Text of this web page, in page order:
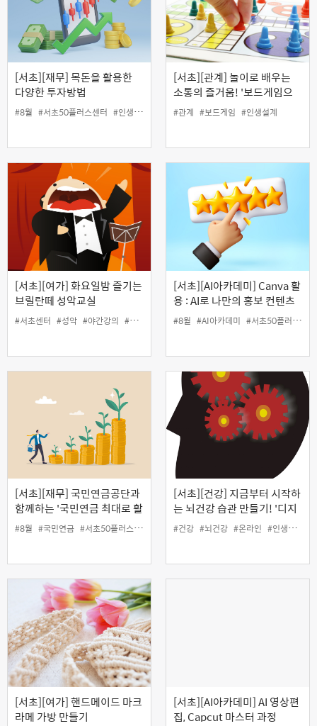
[서초][재무] 목돈을 활용한
다양한 투자방법
#8월 #서초50플러스센터 #인생설계 #재무 #재테크 #투자
[서초][관계] 놀이로 배우는
소통의 즐거움! '보드게임으
로 가까워지는 우리' (원데이)
#관계 #보드게임 #인생설계
[서초][여가] 화요일밤 즐기는
브릴란떼 성악교실
#서초센터 #성악 #야간강의 #여가 #인생설계
[서초][AI아카데미] Canva 활
용 : AI로 나만의 홍보 컨텐츠
만들기
#8월 #AI아카데미 #서초50플러스센터
[서초][재무] 국민연금공단과
함께하는 '국민연금 최대로 활
용하기'
#8월 #국민연금 #서초50플러스센터 #인생설계 #재무
[서초][건강] 지금부터 시작하
는 뇌건강 습관 만들기! '디지
털 시대, 오래 쓰는 뇌건강 관
리법' (온라인)
#건강 #뇌건강 #온라인 #인생설계
[서초][여가] 핸드메이드 마크
라메 가방 만들기
[서초][AI아카데미] AI 영상편
집, Capcut 마스터 과정